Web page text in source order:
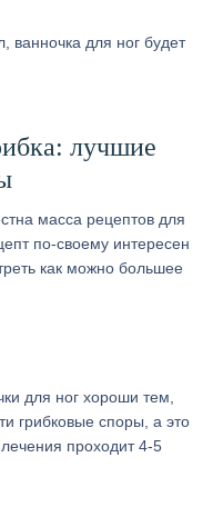
ванночка для ног будет
лучшие
масса рецептов для
по-своему интересен
как можно большее
для ног хороши тем,
грибковые споры, а это
проходит 4-5